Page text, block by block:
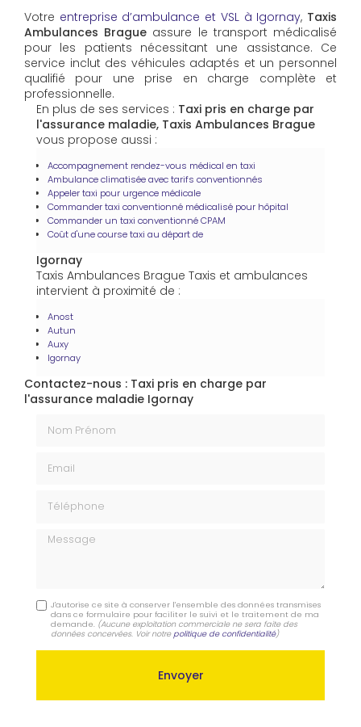
Votre entreprise d’ambulance et VSL à Igornay, Taxis
Ambulances Brague assure le transport médicalisé
pour les patients nécessitant une assistance. Ce
service inclut des véhicules adaptés et un personnel
qualifié pour une prise en charge complète et
professionnelle.
En plus de ses services : Taxi pris en charge par
l'assurance maladie, Taxis Ambulances Brague
vous propose aussi :
Accompagnement rendez-vous médical en taxi
Ambulance climatisée avec tarifs conventionnés
Appeler taxi pour urgence médicale
Commander taxi conventionné médicalisé pour hôpital
Commander un taxi conventionné CPAM
Coût d'une course taxi au départ de
Igornay
Taxis Ambulances Brague Taxis et ambulances
intervient à proximité de :
Anost
Autun
Auxy
Igornay
Contactez-nous : Taxi pris en charge par
l'assurance maladie Igornay
Message
J'autorise ce site à conserver l'ensemble des données transmises
dans ce formulaire pour faciliter le suivi et le traitement de ma
demande. (Aucune exploitation commerciale ne sera faite des
données concervées. Voir notre politique de confidentialité)